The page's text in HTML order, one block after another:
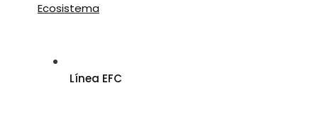
Ecosistema
Línea EFC